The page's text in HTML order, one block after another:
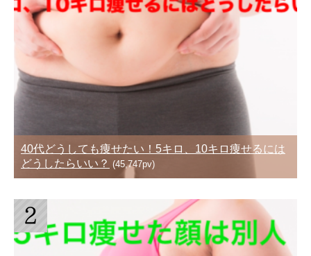
40代どうしても痩せたい！5キロ、10キロ痩せるには
どうしたらいい？ (45,747pv)